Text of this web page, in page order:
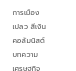
การเมือง
เปลว สีเงิน
คอลัมนิสต์
บทความ